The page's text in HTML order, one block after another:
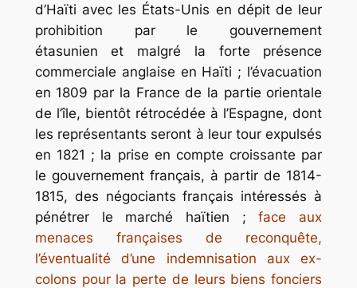
d’Haïti avec les États-Unis en dépit de leur
prohibition par le gouvernement
étasunien et malgré la forte présence
commerciale anglaise en Haïti ; l’évacuation
en 1809 par la France de la partie orientale
de l’île, bientôt rétrocédée à l’Espagne, dont
les représentants seront à leur tour expulsés
en 1821 ; la prise en compte croissante par
le gouvernement français, à partir de 1814-
1815, des négociants français intéressés à
pénétrer le marché haïtien ;face aux
menaces françaises de reconquête,
l’éventualité d’une indemnisation aux ex-
colons pour la perte de leurs biens fonciers